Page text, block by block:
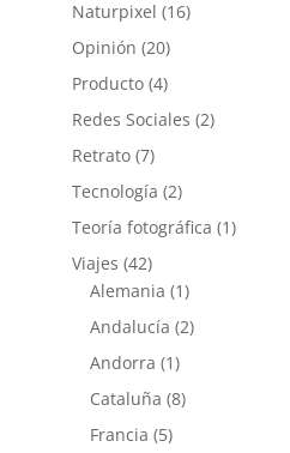
Naturpixel (16)
Opinión (20)
Producto(4)
Redes Sociales (2)
Retrato(7)
Tecnología (2)
Teoría fotográfica (1)
Viajes (42)
Alemania (1)
Andalucía (2)
Andorra (1)
Cataluña (8)
Francia (5)